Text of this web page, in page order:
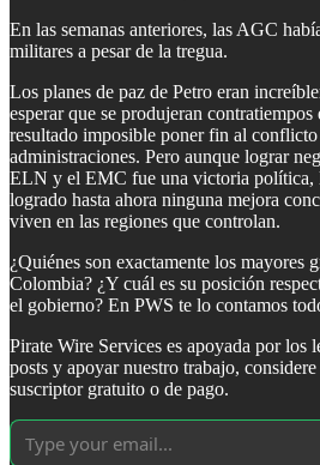
En las semanas anteriores, las AGC
militares a pesar de la tregua.
Los planes de paz de Petro eran
esperar que se produjeran contratiempos
resultado imposible poner fin al
administraciones. Pero aunque lograr
ELN y el EMC fue una victoria política,
logrado hasta ahora ninguna mejora
viven en las regiones que controlan.
¿Quiénes son exactamente los mayores
Colombia? ¿Y cuál es su posición
el gobierno? En PWS te lo contamos
Pirate Wire Services es apoyada por los
posts y apoyar nuestro trabajo,
suscriptor gratuito o de pago.